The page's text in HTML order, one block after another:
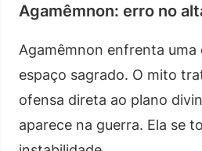
Agamêmnon: erro no
Agamêmnon enfrenta uma
espaço sagrado. O mito
ofensa direta ao plano
aparece na guerra. Ela se